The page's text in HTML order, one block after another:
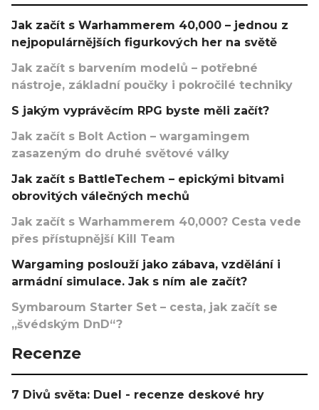
Jak začít s Warhammerem 40,000 – jednou z
nejpopulárnějších figurkových her na světě
Jak začít s barvením modelů – potřebné
nástroje, základní poučky i pokročilé techniky
S jakým vyprávěcím RPG byste měli začít?
Jak začít s Bolt Action – wargamingem
zasazeným do druhé světové války
Jak začít s BattleTechem – epickými bitvami
obrovitých válečných mechů
Jak začít s Warhammerem 40,000? Cesta vede
přes přístupnější Kill Team
Wargaming poslouží jako zábava, vzdělání i
armádní simulace. Jak s ním ale začít?
Symbaroum Starter Set – cesta, jak začít se
„švédským DnD“?
Recenze
7 Divů světa: Duel - recenze deskové hry